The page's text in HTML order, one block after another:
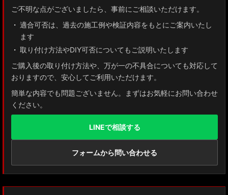
ご不明な点がございましたら、事前にご相談いただけます。
適合可否は、過去の施工例や検証内容をもとにご案内いたし
ます
取り付け方法やDIY可否についてもご説明いたします
ご購入後の取り付け方法や、万が一の不具合についても対応して
おりますので、安心してご利用いただけます。
簡単な内容でも問題ございません。まずはお気軽にお問い合わせ
ください。
LINEで相談する
フォームから問い合わせる